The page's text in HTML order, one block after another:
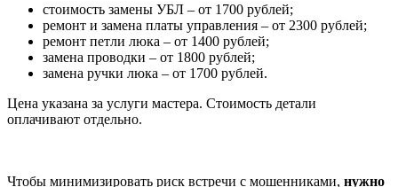
стоимость замены УБЛ – от 1700 рублей;
ремонт и замена платы управления – от 2300 рублей;
ремонт петли люка – от 1400 рублей;
замена проводки – от 1800 рублей;
замена ручки люка – от 1700 рублей.
Цена указана за услуги мастера. Стоимость детали
оплачивают отдельно.
Чтобы минимизировать риск встречи с мошенниками, нужно